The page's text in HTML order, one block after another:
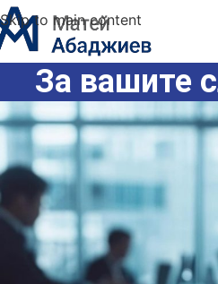
Skip to main content
За вашите